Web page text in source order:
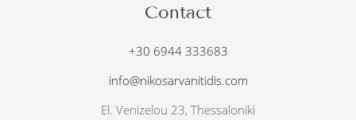
Contact
+30 6944 333683
info@nikosarvanitidis.com
El. Venizelou 23, Thessaloniki